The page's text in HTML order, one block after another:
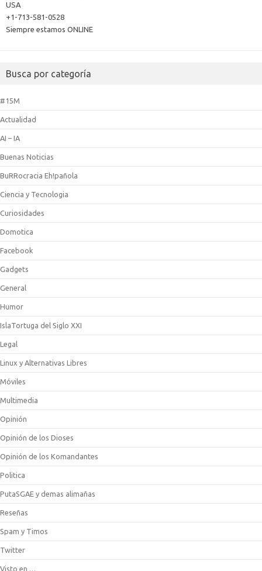
USA
+1-713-581-0528
Siempre estamos ONLINE
Busca por categoría
#15M
Actualidad
AI – IA
Buenas Noticias
BuRRocracia Eh!pañola
Ciencia y Tecnologia
Curiosidades
Domotica
Facebook
Gadgets
General
Humor
IslaTortuga del Siglo XXI
Legal
Linux y Alternativas Libres
Móviles
Multimedia
Opinión
Opinión de los Dioses
Opinión de los Komandantes
Politica
PutaSGAE y demas alimañas
Reseñas
Spam y Timos
Twitter
Visto en …